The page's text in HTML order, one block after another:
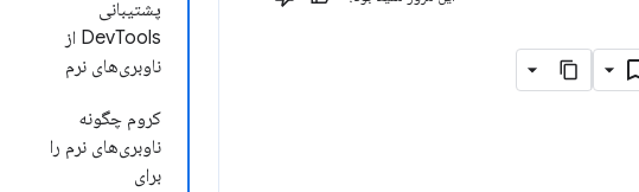
پشتیبانی
DevTools از
ناوبری‌های نرم
کروم چگونه
ناوبری‌های نرم را
برای